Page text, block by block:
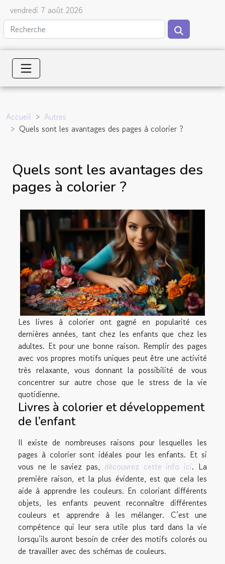
vendredi 7 août 2026
Accueil
Autres
Quels sont les avantages des pages à colorier ?
Quels sont les avantages des
pages à colorier ?
Les livres à colorier ont gagné en popularité ces
dernières années, tant chez les enfants que chez les
adultes. Et pour une bonne raison. Remplir des pages
avec vos propres motifs uniques peut être une activité
très relaxante, vous donnant la possibilité de vous
concentrer sur autre chose que le stress de la vie
quotidienne.
Livres à colorier et développement
de l’enfant
Il existe de nombreuses raisons pour lesquelles les
pages à colorier sont idéales pour les enfants. Et si
vous ne le saviez pas, découvrez cette info ici. La
première raison, et la plus évidente, est que cela les
aide à apprendre les couleurs. En coloriant différents
objets, les enfants peuvent reconnaître différentes
couleurs et apprendre à les mélanger. C’est une
compétence qui leur sera utile plus tard dans la vie
lorsqu’ils auront besoin de créer des motifs colorés ou
de travailler avec des schémas de couleurs.